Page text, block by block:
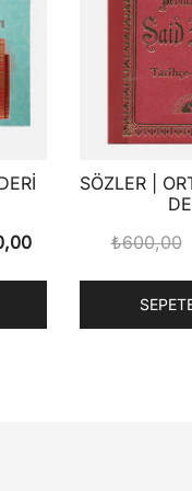
Şu
₺4.200,00.
SÖZLER |
₺600,00